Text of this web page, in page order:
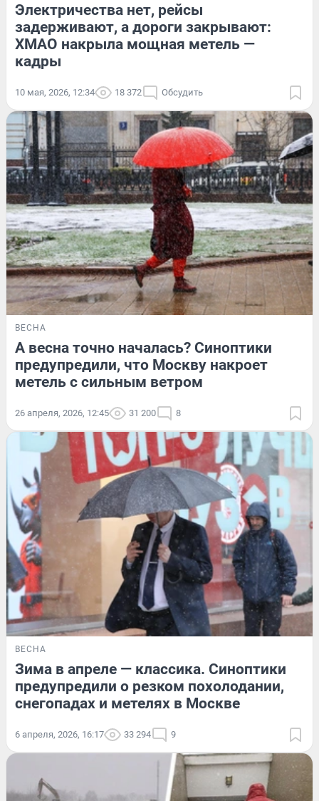
Электричества нет, рейсы
задерживают, а дороги закрывают:
ХМАО накрыла мощная метель —
кадры
10 мая, 2026, 12:34 18 372 Обсудить
ВЕСНА
А весна точно началась? Синоптики
предупредили, что Москву накроет
метель с сильным ветром
26 апреля, 2026, 12:45 31 200 8
ВЕСНА
Зима в апреле — классика. Синоптики
предупредили о резком похолодании,
снегопадах и метелях в Москве
6 апреля, 2026, 16:17 33 294 9